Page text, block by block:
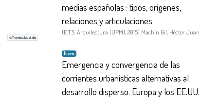
No Thumbnail Available
medias españolas : tipos, orígenes,
relaciones y articulaciones
(E.T.S. Arquitectura (UPM) 2015) Machín Gil, Héctor Juan
Item
Emergencia y convergencia de las
corrientes urbanísticas alternativas al
desarrollo disperso. Europa y los EE.UU.